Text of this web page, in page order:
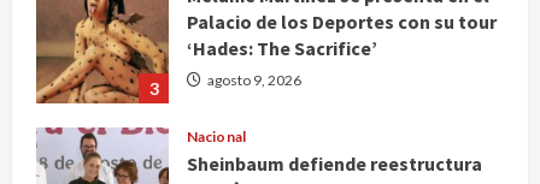
3
Palacio de los Deportes con su tour
‘Hades: The Sacrifice’
agosto 9, 2026
Nacional
Sheinbaum defiende reestructura